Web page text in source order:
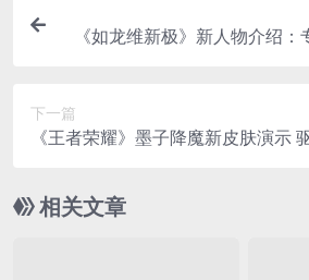
《如龙维新极》新人物介绍
下一篇
《王者荣耀》墨子降魔新皮肤演示
相关文章